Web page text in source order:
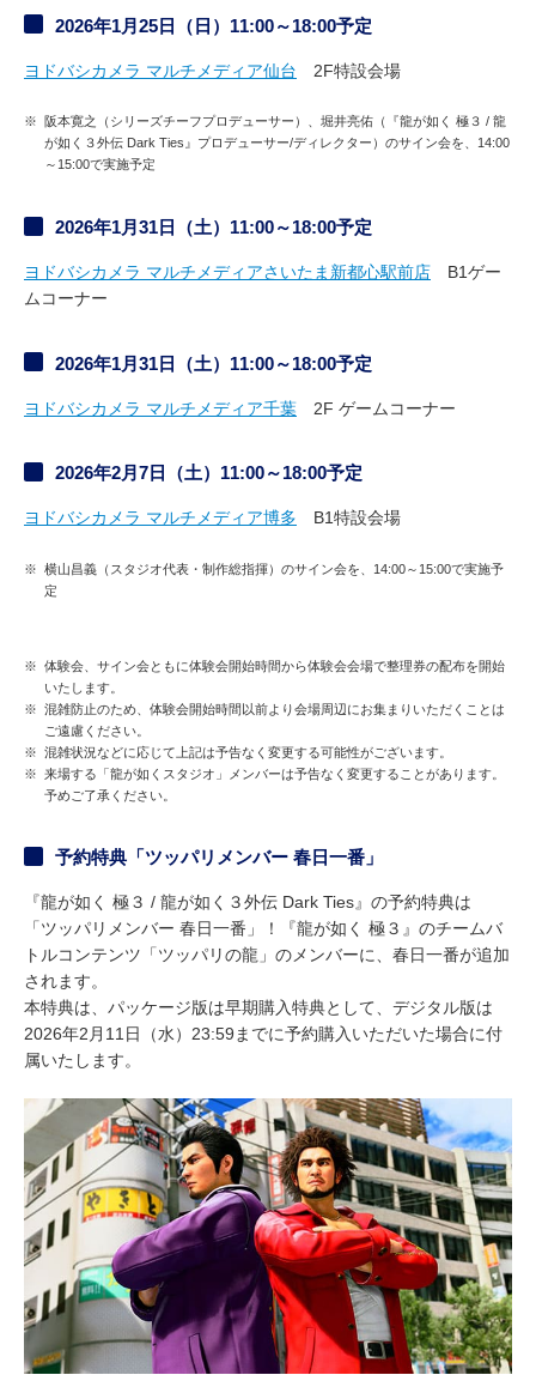
2026年1月25日（日）11:00～18:00予定
ヨドバシカメラ マルチメディア仙台 2F特設会場
※ 阪本寛之（シリーズチーフプロデューサー）、堀井亮佑（『龍が如く 極３ / 龍
が如く３外伝 Dark Ties』プロデューサー/ディレクター）のサイン会を、14:00
～15:00で実施予定
2026年1月31日（土）11:00～18:00予定
ヨドバシカメラ マルチメディアさいたま新都心駅前店 B1ゲー
ムコーナー
2026年1月31日（土）11:00～18:00予定
ヨドバシカメラ マルチメディア千葉 2F ゲームコーナー
2026年2月7日（土）11:00～18:00予定
ヨドバシカメラ マルチメディア博多 B1特設会場
※ 横山昌義（スタジオ代表・制作総指揮）のサイン会を、14:00～15:00で実施予
定
※ 体験会、サイン会ともに体験会開始時間から体験会会場で整理券の配布を開始
いたします。
※ 混雑防止のため、体験会開始時間以前より会場周辺にお集まりいただくことは
ご遠慮ください。
※ 混雑状況などに応じて上記は予告なく変更する可能性がございます。
※ 来場する「龍が如くスタジオ」メンバーは予告なく変更することがあります。
予めご了承ください。
予約特典「ツッパリメンバー 春日一番」
『龍が如く 極３ / 龍が如く３外伝 Dark Ties』の予約特典は
「ツッパリメンバー 春日一番」！『龍が如く 極３』のチームバ
トルコンテンツ「ツッパリの龍」のメンバーに、春日一番が追加
されます。
本特典は、パッケージ版は早期購入特典として、デジタル版は
2026年2月11日（水）23:59までに予約購入いただいた場合に付
属いたします。